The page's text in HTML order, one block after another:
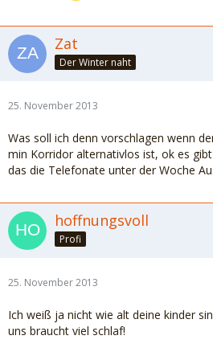
Zat
Der Winter naht
25. November 2013
Was soll ich denn vorschlagen wenn
min Korridor alternativlos ist, ok es
das die Telefonate unter der Woche
hoffnungsvoll
Profi
25. November 2013
Ich weiß ja nicht wie alt deine kinder
uns braucht viel schlaf!